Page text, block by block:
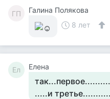
ГП
Галина Полякова
8 лет
Ел Елена
.....и